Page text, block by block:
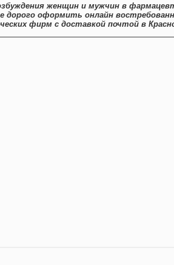
женщин и мужчин в
дорого оформить онлайн
фирм с доставкой почтой в